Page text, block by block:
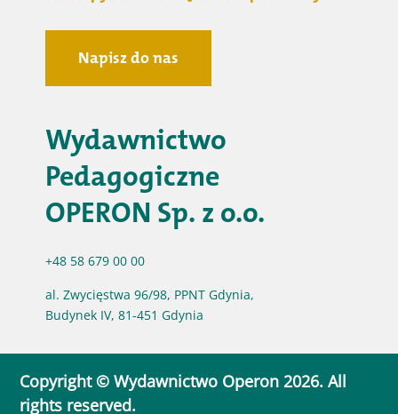
Napisz do nas
Wydawnictwo
Pedagogiczne
OPERON Sp. z o.o.
+48 58 679 00 00
al. Zwycięstwa 96/98, PPNT Gdynia,
Budynek IV, 81-451 Gdynia
Copyright © Wydawnictwo Operon 2026. All
rights reserved.